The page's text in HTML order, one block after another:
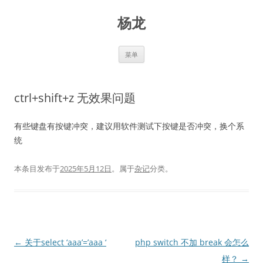
杨龙
菜单
ctrl+shift+z 无效果问题
有些键盘有按键冲突，建议用软件测试下按键是否冲突，换个系
统
本条目发布于2025年5月12日。属于杂记分类。
文
← 关于select ‘aaa’=’aaa ‘
php switch 不加 break 会怎么
样？ →